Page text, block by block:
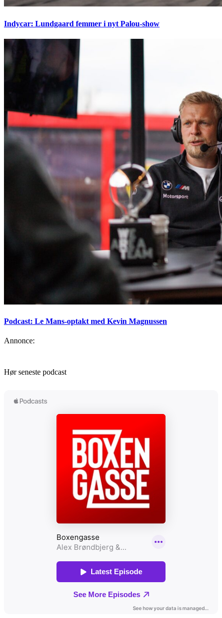
Indycar: Lundgaard femmer i nyt Palou-show
Podcast: Le Mans-optakt med Kevin Magnussen
Annonce:
Hør seneste podcast